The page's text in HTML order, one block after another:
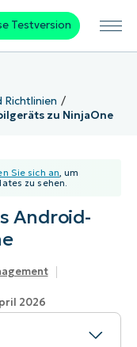
Testversion
Richtlinien
zu NinjaOne
Sie sich an, um
zu sehen.
Android-
2026